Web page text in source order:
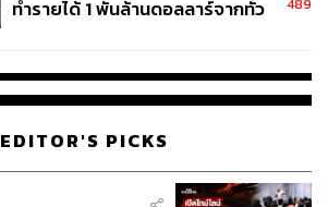
ทำรายได้ 1 พันล้านดอลลาร์จากทั่ว
489
EDITOR'S PICKS